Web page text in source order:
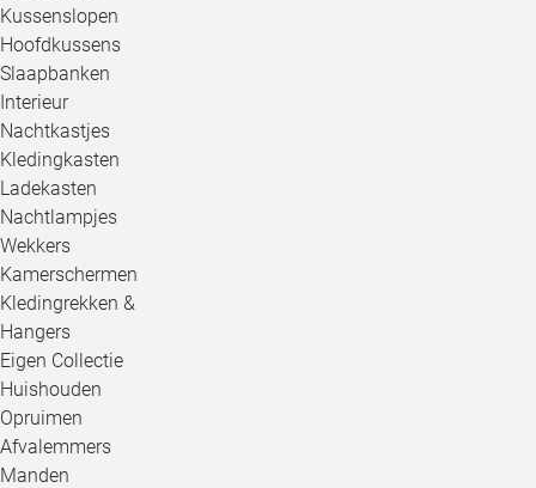
Kussenslopen
Hoofdkussens
Slaapbanken
Interieur
Nachtkastjes
Kledingkasten
Ladekasten
Nachtlampjes
Wekkers
Kamerschermen
Kledingrekken &
Hangers
Eigen Collectie
Huishouden
Opruimen
Afvalemmers
Manden